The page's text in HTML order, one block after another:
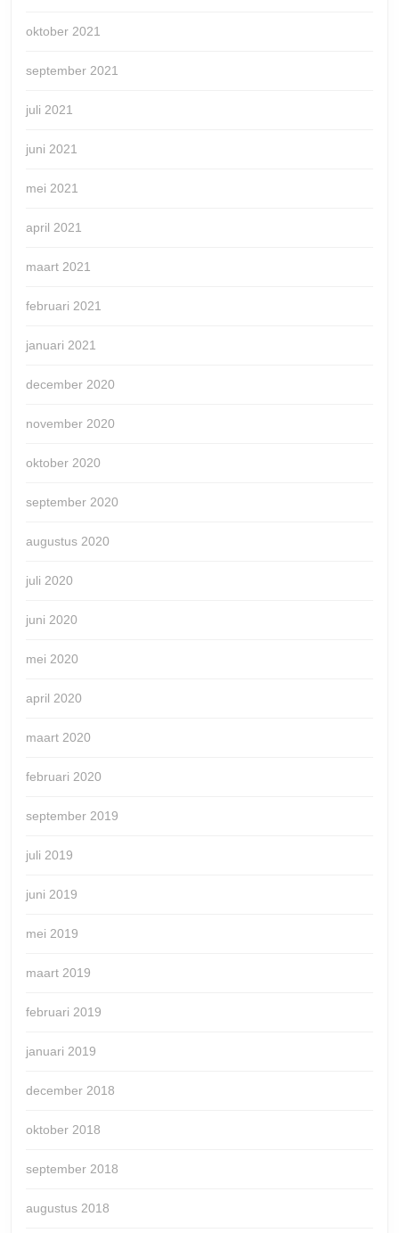
oktober 2021
september 2021
juli 2021
juni 2021
mei 2021
april 2021
maart 2021
februari 2021
januari 2021
december 2020
november 2020
oktober 2020
september 2020
augustus 2020
juli 2020
juni 2020
mei 2020
april 2020
maart 2020
februari 2020
september 2019
juli 2019
juni 2019
mei 2019
maart 2019
februari 2019
januari 2019
december 2018
oktober 2018
september 2018
augustus 2018